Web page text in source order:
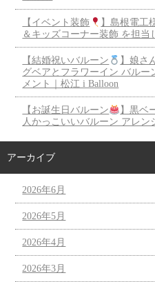
【イベント装飾
】島根電工
＆キッズコーナー装飾 を担当
【結婚祝いバルーン
】娘さ
グベアとフラワーイン バルー
メント｜松江 i Balloon
【お誕生日バルーン 】黒ベ
人かっこいいバルーン アレン
アーカイブ
2026年6月
2026年5月
2026年4月
2026年3月